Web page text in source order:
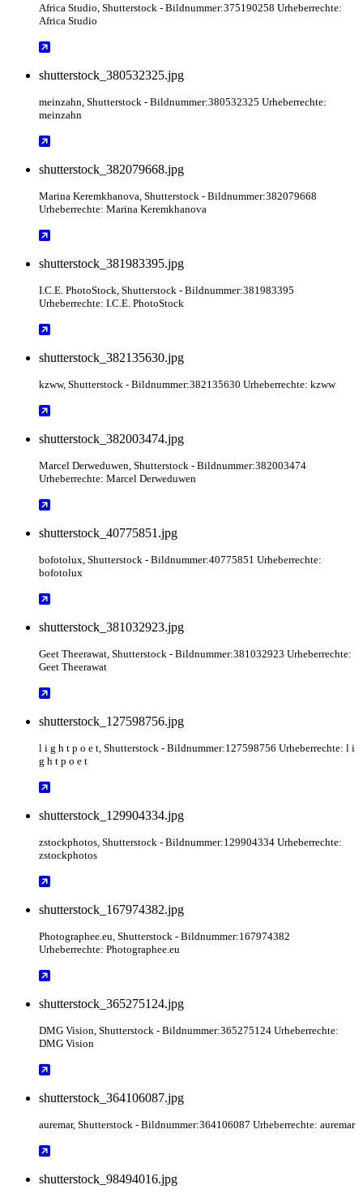
Africa Studio , Shutterstock - Bildnummer:375190258 Urheberrechte:
Africa Studio
shutterstock_380532325.jpg
meinzahn , Shutterstock - Bildnummer:380532325 Urheberrechte:
meinzahn
shutterstock_382079668.jpg
Marina Keremkhanova , Shutterstock - Bildnummer:382079668
Urheberrechte: Marina Keremkhanova
shutterstock_381983395.jpg
I.C.E. PhotoStock , Shutterstock - Bildnummer:381983395
Urheberrechte: I.C.E. PhotoStock
shutterstock_382135630.jpg
kzww, Shutterstock - Bildnummer:382135630 Urheberrechte: kzww
shutterstock_382003474.jpg
Marcel Derweduwen , Shutterstock - Bildnummer:382003474
Urheberrechte: Marcel Derweduwen
shutterstock_40775851.jpg
bofotolux , Shutterstock - Bildnummer:40775851 Urheberrechte:
bofotolux
shutterstock_381032923.jpg
Geet Theerawat , Shutterstock - Bildnummer:381032923 Urheberrechte:
Geet Theerawat
shutterstock_127598756.jpg
l i g h t p o e t , Shutterstock - Bildnummer:127598756 Urheberrechte: l i
g h t p o e t
shutterstock_129904334.jpg
zstockphotos , Shutterstock - Bildnummer:129904334 Urheberrechte:
zstockphotos
shutterstock_167974382.jpg
Photographee.eu , Shutterstock - Bildnummer:167974382
Urheberrechte: Photographee.eu
shutterstock_365275124.jpg
DMG Vision , Shutterstock - Bildnummer:365275124 Urheberrechte:
DMG Vision
shutterstock_364106087.jpg
auremar, Shutterstock - Bildnummer:364106087 Urheberrechte: auremar
shutterstock_98494016.jpg